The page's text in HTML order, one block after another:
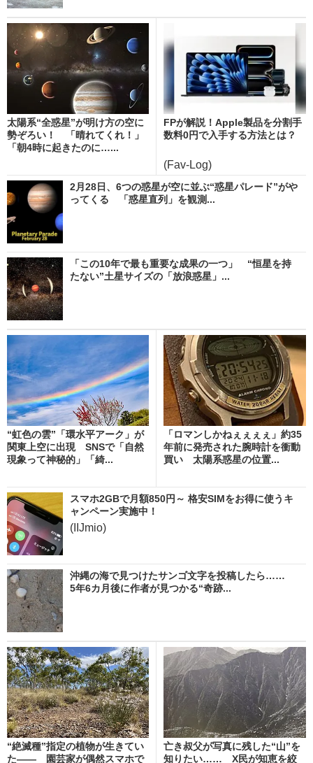
太陽系“全惑星”が明け方の空に
勢ぞろい！ 「晴れてくれ！」
「朝4時に起きたのに…...
FPが解説！Apple製品を分割手
数料0円で入手する方法とは？
(Fav-Log)
2月28日、6つの惑星が空に並ぶ“惑星パレード”がや
ってくる 「惑星直列」を観測...
「この10年で最も重要な成果の一つ」 “恒星を持
たない”土星サイズの「放浪惑星」...
“虹色の雲”「環水平アーク」が
関東上空に出現 SNSで「自然
現象って神秘的」「綺...
「ロマンしかねぇぇぇぇ」約35
年前に発売された腕時計を衝動
買い 太陽系惑星の位置...
スマホ2GBで月額850円～ 格安SIMをお得に使うキ
ャンペーン実施中！
(IIJmio)
沖縄の海で見つけたサンゴ文字を投稿したら……
5年6カ月後に作者が見つかる“奇跡...
“絶滅種”指定の植物が生きてい
た―― 園芸家が偶然スマホで
亡き叔父が写真に残した“山”を
知りたい…… X民が知恵を絞